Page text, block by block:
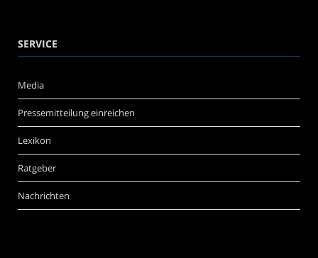
SERVICE
Media
Pressemitteilung einreichen
Lexikon
Ratgeber
Nachrichten